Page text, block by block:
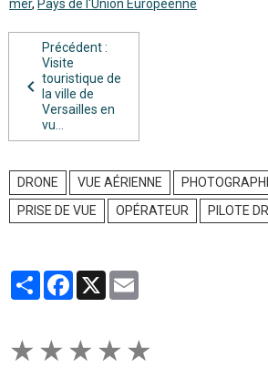
mer, Pays de l'Union Européenne
Précédent :
Visite
touristique de
la ville de
Versailles en
vu...
DRONE VUE AÉRIENNE
PRISE DE VUE
OPÉRATEUR PILOTE
PartagerFacebook
X
★ ★ ★ ★ ★